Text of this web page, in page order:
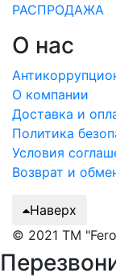
РАСПРОДАЖА
О нас
О компании
Доставка и
Политика
Условия
Возврат и
Наверх
© 2021 ТМ